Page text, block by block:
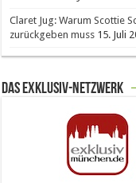
Claret Jug: Warum Scottie
zurückgeben muss 15. Juli
Das Exklusiv-Netzwerk